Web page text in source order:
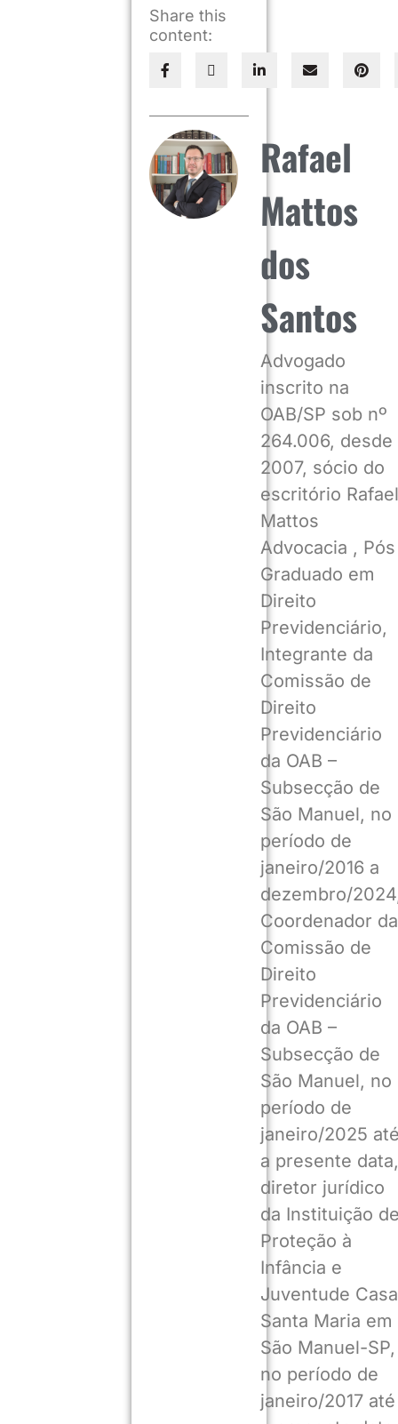
Share this
content:
Rafael
Mattos
dos
Santos
Advogado
inscrito na
OAB/SP sob nº
264.006, desde
2007, sócio do
escritório Rafael
Mattos
Advocacia , Pós
Graduado em
Direito
Previdenciário,
Integrante da
Comissão de
Direito
Previdenciário
da OAB –
Subsecção de
São Manuel, no
período de
janeiro/2016 a
dezembro/
Coordenador da
Comissão de
Direito
Previdenciário
da OAB –
Subsecção de
São Manuel, no
período de
janeiro/2025
a presente data,
diretor jurídico
da Instituição
Proteção à
Infância e
Juventude Casa
Santa Maria em
São Manuel-SP,
no período de
janeiro/2017 até